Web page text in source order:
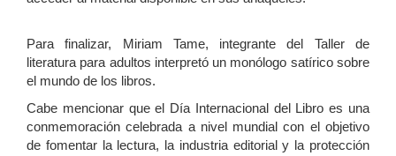
Para finalizar, Miriam Tame, integrante del Taller de
literatura para adultos interpretó un monólogo satírico sobre
el mundo de los libros.
Cabe mencionar que el Día Internacional del Libro es una
conmemoración celebrada a nivel mundial con el objetivo
de fomentar la lectura, la industria editorial y la protección